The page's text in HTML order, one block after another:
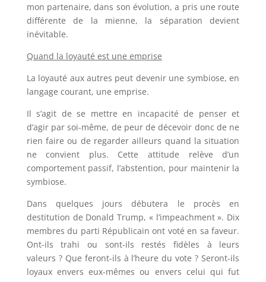
mon partenaire, dans son évolution, a pris une route
différente de la mienne, la séparation devient
inévitable.
Quand la loyauté est une emprise
La loyauté aux autres peut devenir une symbiose, en
langage courant, une emprise.
Il s’agit de se mettre en incapacité de penser et
d’agir par soi-même, de peur de décevoir donc de ne
rien faire ou de regarder ailleurs quand la situation
ne convient plus. Cette attitude relève d’un
comportement passif, l’abstention, pour maintenir la
symbiose.
Dans quelques jours débutera le procès en
destitution de Donald Trump, « l’impeachment ». Dix
membres du parti Républicain ont voté en sa faveur.
Ont-ils trahi ou sont-ils restés fidèles à leurs
valeurs ? Que feront-ils à l’heure du vote ? Seront-ils
loyaux envers eux-mêmes ou envers celui qui fut